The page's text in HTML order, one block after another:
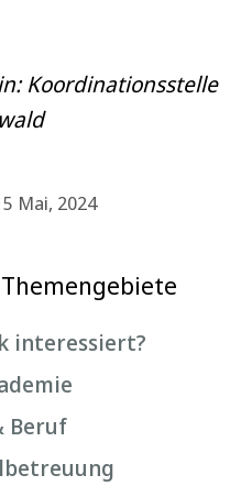
Koordinationsstelle
Mai, 2024
interessiert?
Beruf